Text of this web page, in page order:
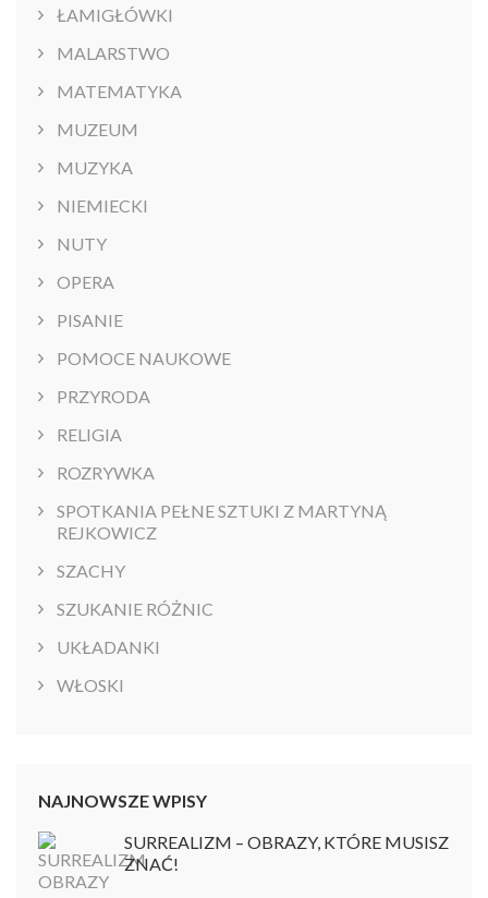
ŁAMIGŁÓWKI
MALARSTWO
MATEMATYKA
MUZEUM
MUZYKA
NIEMIECKI
NUTY
OPERA
PISANIE
POMOCE NAUKOWE
PRZYRODA
RELIGIA
ROZRYWKA
SPOTKANIA PEŁNE SZTUKI Z MARTYNĄ
REJKOWICZ
SZACHY
SZUKANIE RÓŻNIC
UKŁADANKI
WŁOSKI
NAJNOWSZE WPISY
SURREALIZM – OBRAZY, KTÓRE MUSISZ
ZNAĆ!